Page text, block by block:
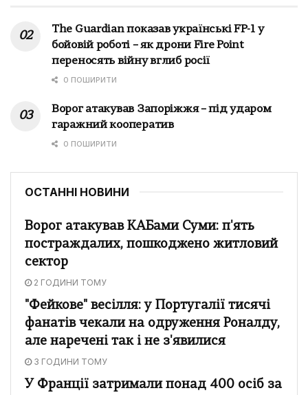
The Guardian показав українські FP-1 у
бойовій роботі – як дрони Fire Point
переносять війну вглиб росії
0 ПОШИРИТИ
Ворог атакував Запоріжжя – під ударом
гаражний кооператив
0 ПОШИРИТИ
ОСТАННІ НОВИНИ
Ворог атакував КАБами Суми: п'ять
постраждалих, пошкоджено житловий
сектор
2 ГОДИНИ ТОМУ
"Фейкове" весілля: у Португалії тисячі
фанатів чекали на одруження Роналду,
але наречені так і не з'явилися
3 ГОДИНИ ТОМУ
У Франції затримали понад 400 осіб за